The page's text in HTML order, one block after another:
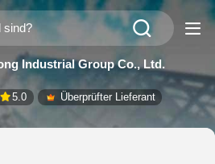
Industrial Group Co., Ltd.
5.0 Überprüfter Lieferant